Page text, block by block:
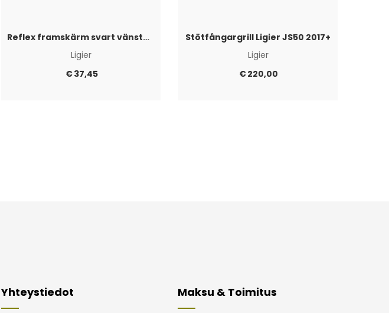
Reflex framskärm svart vänster Ligier JS50 2017+
Ligier
€37,45
Stötfångargrill Ligier JS50 2017+
Ligier
€220,00
Yhteystiedot Maksu & Toimitus